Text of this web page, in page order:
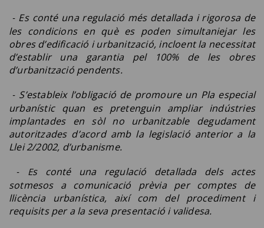
- Es conté una regulació més detallada i rigorosa de
les condicions en què es poden simultaniejar les
obres d’edificació i urbanització, incloent la necessitat
d’establir una garantia pel 100% de les obres
d’urbanització pendents.
- S’estableix l’obligació de promoure un Pla especial
urbanístic quan es pretenguin ampliar indústries
implantades en sòl no urbanitzable degudament
autoritzades d’acord amb la legislació anterior a la
Llei 2/2002, d’urbanisme.
- Es conté una regulació detallada dels actes
sotmesos a comunicació prèvia per comptes de
llicència urbanística, així com del procediment i
requisits per a la seva presentació i validesa.